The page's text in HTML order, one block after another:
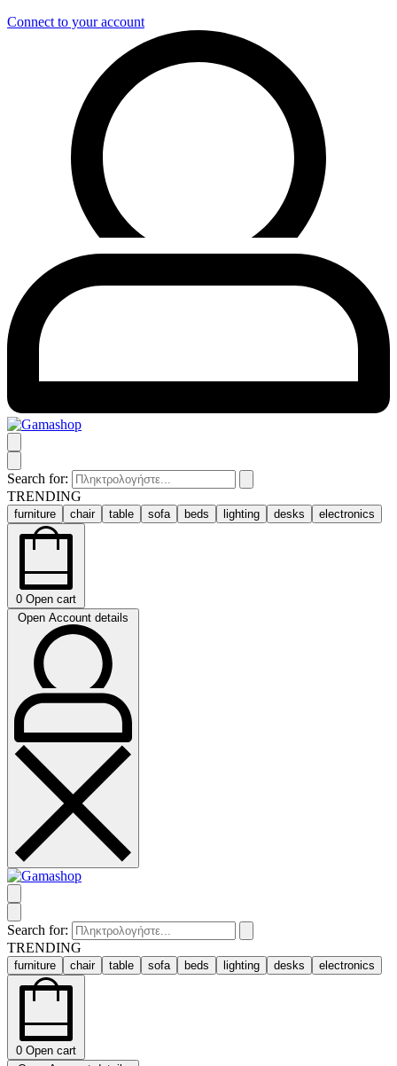
Connect to your account
Search for:
TRENDING
furniture chair table sofa beds lighting desks electronics
0 Open cart
Open Account details
Search for:
TRENDING
furniture chair table sofa beds lighting desks electronics
0 Open cart